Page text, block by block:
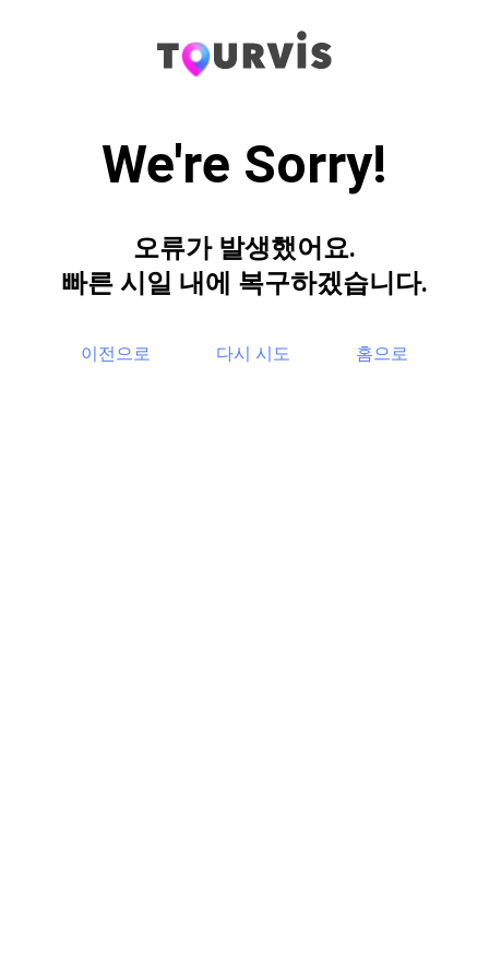
We're Sorry!
오류가 발생했어요.
빠른 시일 내에 복구하겠습니다.
이전으로 다시 시도 홈으로